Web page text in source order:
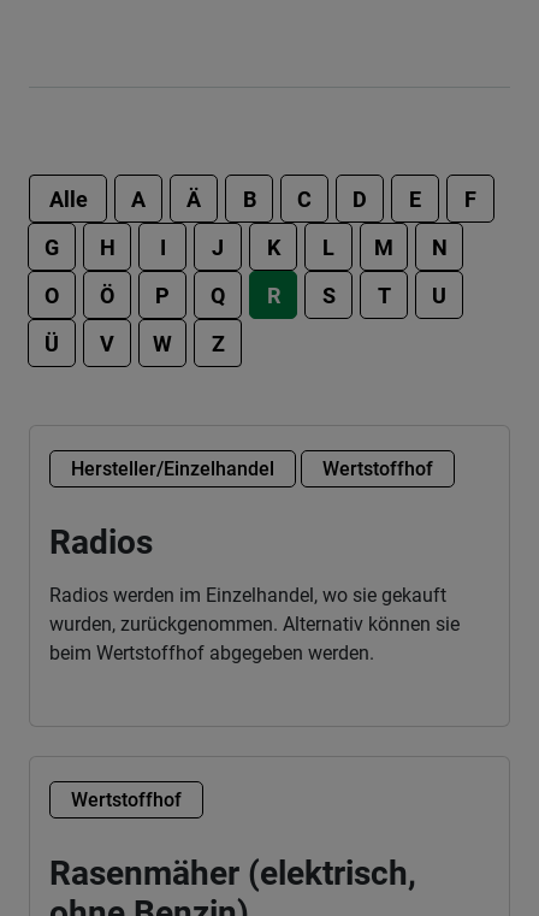
Alle A Ä B C D E
F
G
H I J K L M
N
O
Ö P Q R S T
U
Ü
V W Z
Hersteller/Einzelhandel Wertstoffhof
Radios
Radios werden im Einzelhandel, wo sie gekauft
wurden, zurückgenommen. Alternativ können sie
beim Wertstoffhof abgegeben werden.
Wertstoffhof
Rasenmäher (elektrisch,